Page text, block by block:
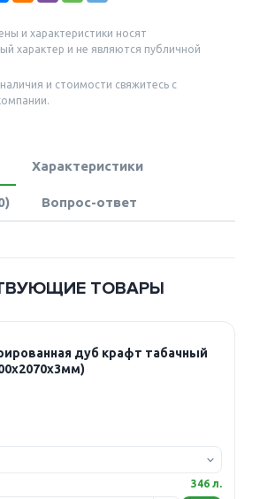
и характеристики носят
характер и не являются публичной
и стоимости свяжитесь с
Характеристики
Вопрос-ответ
ТОВАРЫ
дуб крафт табачный
346 л.